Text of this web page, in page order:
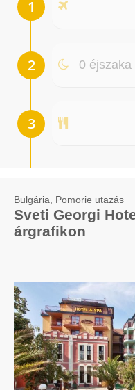
0 éjszaka
Bulgária, Pomorie utazás
Sveti Georgi
árgrafikon